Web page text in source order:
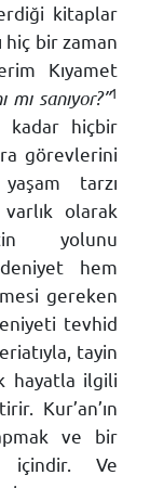
kitaplar
hiç bir zaman
Kıyamet
mı sanıyor?”1
kadar hiçbir
görevlerini
tarzı
olarak
yolunu
hem
gereken
tevhid
tayin
hayatla ilgili
Kur’an’ın
ve bir
içindir. Ve